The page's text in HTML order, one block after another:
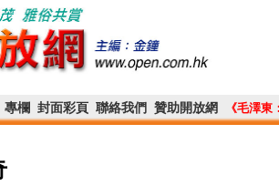
專欄 封面彩頁 聯絡我們 贊助開放網 《毛澤